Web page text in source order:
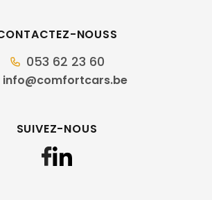
NOUSS
053 62 23 60
info@comfortcars.be
SUIVEZ-NOUS